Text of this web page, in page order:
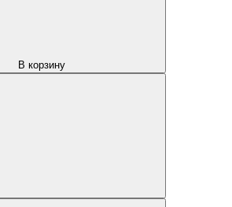
В корзину